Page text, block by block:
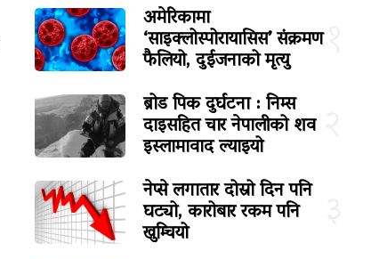
अमेरिकामा
‘साइक्लोस्पोरायासिस’ संक्रमण
फैलियो, दुईजनाको मृत्यु
ब्रोड पिक दुर्घटना : निम्स
दाइसहित चार नेपालीको शव
इस्लामावाद ल्याइयो
नेप्से लगातार दोस्रो दिन पनि
घट्यो, कारोबार रकम पनि
खुम्चियो